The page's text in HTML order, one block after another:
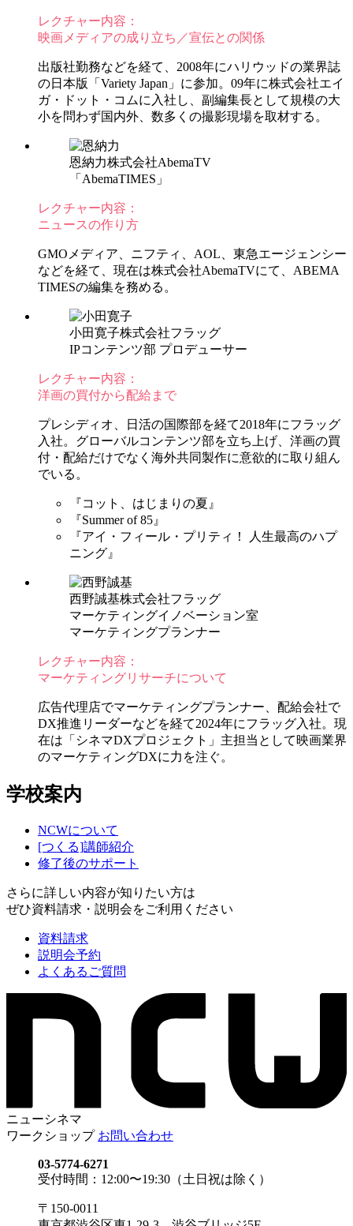
レクチャー内容：
映画メディアの成り立ち／宣伝との関係
出版社勤務などを経て、2008年にハリウッドの業界誌
の日本版「Variety Japan」に参加。09年に株式会社エイ
ガ・ドット・コムに入社し、副編集長として規模の大
小を問わず国内外、数多くの撮影現場を取材する。
恩納力株式会社AbemaTV
「AbemaTIMES」
レクチャー内容：
ニュースの作り方
GMOメディア、ニフティ、AOL、東急エージェンシー
などを経て、現在は株式会社AbemaTVにて、ABEMA
TIMESの編集を務める。
小田寛子株式会社フラッグ
IPコンテンツ部 プロデューサー
レクチャー内容：
洋画の買付から配給まで
プレシディオ、日活の国際部を経て2018年にフラッグ
入社。グローバルコンテンツ部を立ち上げ、洋画の買
付・配給だけでなく海外共同製作に意欲的に取り組ん
でいる。
『コット、はじまりの夏』
『Summer of 85』
『アイ・フィール・プリティ！ 人生最高のハプ
ニング』
西野誠基株式会社フラッグ
マーケティングイノベーション室
マーケティングプランナー
レクチャー内容：
マーケティングリサーチについて
広告代理店でマーケティングプランナー、配給会社で
DX推進リーダーなどを経て2024年にフラッグ入社。現
在は「シネマDXプロジェクト」主担当として映画業界
のマーケティングDXに力を注ぐ。
学校案内
NCWについて
[つくる]講師紹介
修了後のサポート
さらに詳しい内容が知りたい方は
ぜひ資料請求・説明会をご利用ください
資料請求
説明会予約
よくあるご質問
ニューシネマ
ワークショップ お問い合わせ
03-5774-6271
受付時間：12:00〜19:30（土日祝は除く）
〒150-0011